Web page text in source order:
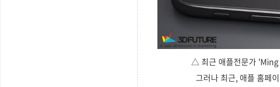
△ 최근 애플전문가 'Ming
그러나 최근, 애플 홈페